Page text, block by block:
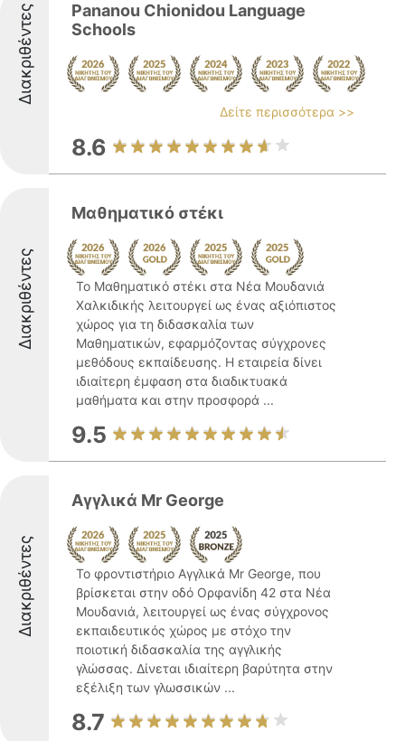
Διακριθέντες
Pananou Chionidou Language
Schools
Δείτε περισσότερα >>
8.6
Διακριθέντες
Μαθηματικό στέκι
Το Μαθηματικό στέκι στα Νέα Μουδανιά
Χαλκιδικής λειτουργεί ως ένας αξιόπιστος
χώρος για τη διδασκαλία των
Μαθηματικών, εφαρμόζοντας σύγχρονες
μεθόδους εκπαίδευσης. Η εταιρεία δίνει
ιδιαίτερη έμφαση στα διαδικτυακά
μαθήματα και στην προσφορά ...
9.5
Διακριθέντες
Αγγλικά Mr George
Το φροντιστήριο Αγγλικά Mr George, που
βρίσκεται στην οδό Ορφανίδη 42 στα Νέα
Μουδανιά, λειτουργεί ως ένας σύγχρονος
εκπαιδευτικός χώρος με στόχο την
ποιοτική διδασκαλία της αγγλικής
γλώσσας. Δίνεται ιδιαίτερη βαρύτητα στην
εξέλιξη των γλωσσικών ...
8.7